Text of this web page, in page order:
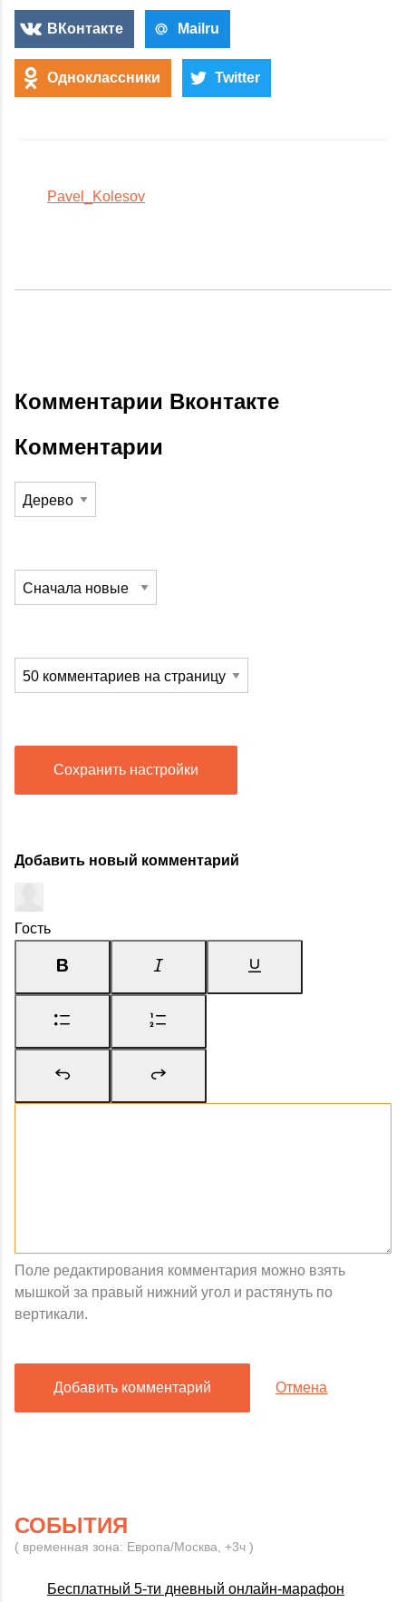
ВКонтакте Mailru
Одноклассники Twitter
Pavel_Kolesov
Комментарии Вконтакте
Комментарии
Сохранить настройки
Добавить новый комментарий
Гость
Поле редактирования комментария можно взять
мышкой за правый нижний угол и растянуть по
вертикали.
Добавить комментарий Отмена
СОБЫТИЯ
( временная зона: Европа/Москва, +3ч )
Бесплатный 5-ти дневный онлайн-марафон